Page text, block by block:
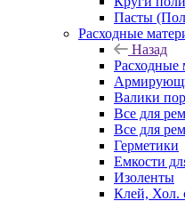
Пасты
Расходные
Назад
Расходные
Валики
Все для
Все для
Герметики
Емкости
Изоленты
Клей, Хол.